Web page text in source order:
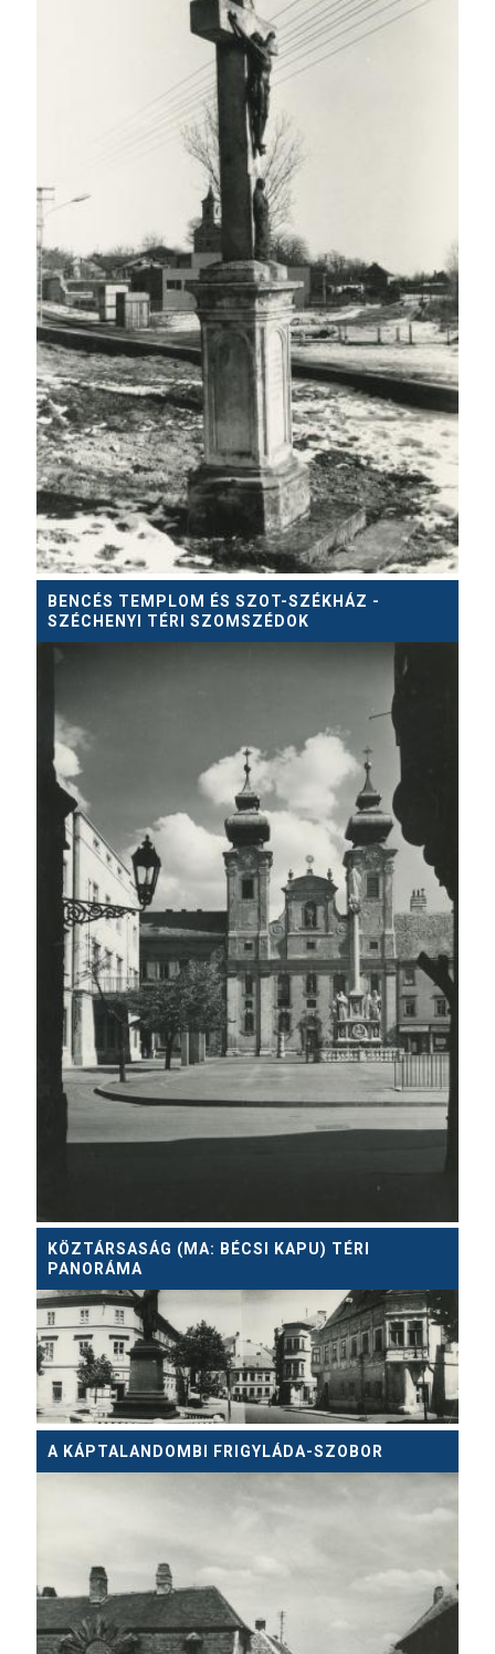
BENCÉS TEMPLOM ÉS SZOT-SZÉKHÁZ -
SZÉCHENYI TÉRI SZOMSZÉDOK
KÖZTÁRSASÁG (MA: BÉCSI KAPU) TÉRI
PANORÁMA
A KÁPTALANDOMBI FRIGYLÁDA-SZOBOR